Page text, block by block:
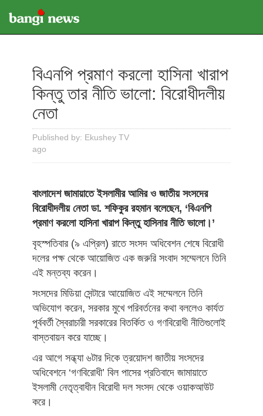
বিএনপি প্রমাণ করলো হাসিনা খারাপ
কিন্তু তার নীতি ভালো: বিরোধীদলীয়
নেতা
Published by: Ekushey TV
ago
বাংলাদেশ জামায়াতে ইসলামীর আমির ও জাতীয় সংসদের
বিরোধীদলীয় নেতা ডা. শফিকুর রহমান বলেছেন, ‘বিএনপি
প্রমাণ করলো হাসিনা খারাপ কিন্তু হাসিনার নীতি ভালো।’
বৃহস্পতিবার (৯ এপ্রিল) রাতে সংসদ অধিবেশন শেষে বিরোধী
দলের পক্ষ থেকে আয়োজিত এক জরুরি সংবাদ সম্মেলনে তিনি
এই মন্তব্য করেন।
সংসদের মিডিয়া সেন্টারে আয়োজিত এই সম্মেলনে তিনি
অভিযোগ করেন, সরকার মুখে পরিবর্তনের কথা বললেও কার্যত
পূর্ববর্তী স্বৈরাচারী সরকারের বিতর্কিত ও গণবিরোধী নীতিগুলোই
বাস্তবায়ন করে যাচ্ছে।
এর আগে সন্ধ্যা ৬টার দিকে ত্রয়োদশ জাতীয় সংসদের
অধিবেশনে ‘গণবিরোধী’ বিল পাসের প্রতিবাদে জামায়াতে
ইসলামী নেতৃত্বাধীন বিরোধী দল সংসদ থেকে ওয়াকআউট
করে।